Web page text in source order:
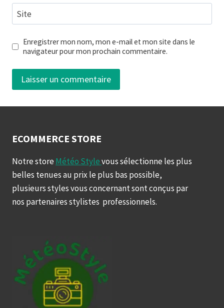
Site
Enregistrer mon nom, mon e-mail et mon site dans le
navigateur pour mon prochain commentaire.
ECOMMERCE STORE
Notre store Météo Stylevous sélectionne les plus
belles tenues au prix le plus bas possible,
plusieurs styles vous concernant sont conçus par
nos partenaires stylistes professionnels.